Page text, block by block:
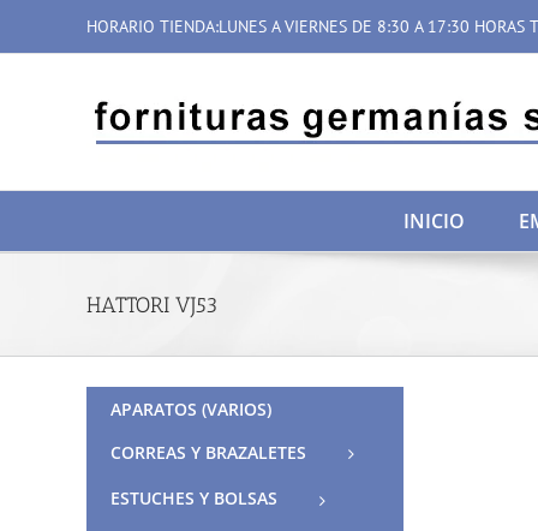
contenido
HORARIO TIENDA:LUNES A VIERNES DE 8:30 A 17:30
INICIO
HATTORI VJ53
APARATOS (VARIOS)
CORREAS Y BRAZALETES
ESTUCHES Y BOLSAS